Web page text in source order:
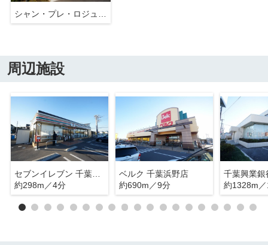
周辺施設
セブンイレブン 千葉村田町店
約298m／4分
ベルク 千葉浜野店
約690m／9分
千葉興業銀
約1328m